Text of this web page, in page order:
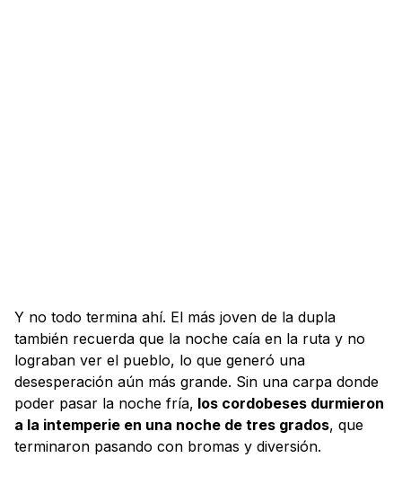
Y no todo termina ahí. El más joven de la dupla
también recuerda que la noche caía en la ruta y no
lograban ver el pueblo, lo que generó una
desesperación aún más grande. Sin una carpa donde
poder pasar la noche fría, los cordobeses durmieron
a la intemperie en una noche de tres grados, que
terminaron pasando con bromas y diversión.